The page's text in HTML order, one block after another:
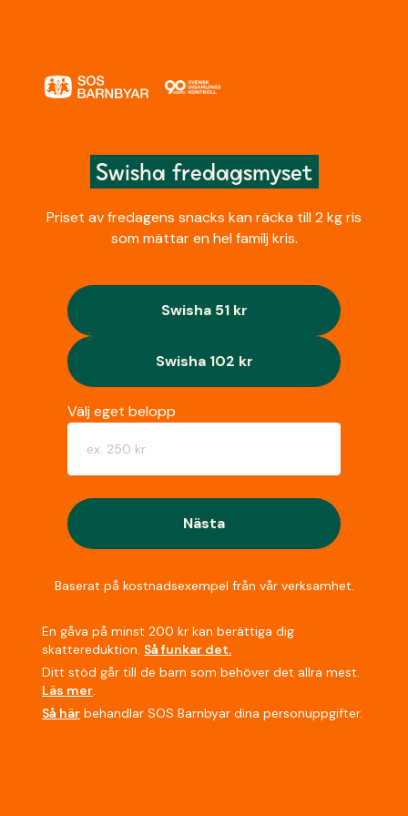
Swisha fredagsmyset
Priset av fredagens snacks kan räcka till 2 kg ris
som mättar en hel familj kris.
Swisha 51 kr
Swisha 102 kr
Välj eget belopp
Nästa
Baserat på kostnadsexempel från vår verksamhet.
En gåva på minst 200 kr kan berättiga dig
skattereduktion. Så funkar det.
Ditt stöd går till de barn som behöver det allra mest.
Läs mer.
Så här behandlar SOS Barnbyar dina personuppgifter.